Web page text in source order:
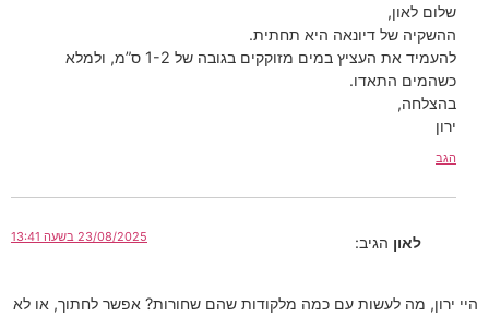
שלום לאון,
ההשקיה של דיונאה היא תחתית.
להעמיד את העציץ במים מזוקקים בגובה של 1-2 ס”מ, ולמלא
כשהמים התאדו.
בהצלחה,
ירון
הגב
לאון הגיב: 23/08/2025 בשעה 13:41
היי ירון, מה לעשות עם כמה מלקודות שהם שחורות? אפשר לחתוך, או לא